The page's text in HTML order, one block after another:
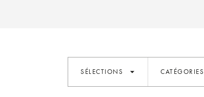
SÉLECTIONS arrow_drop_down CATÉGORIES